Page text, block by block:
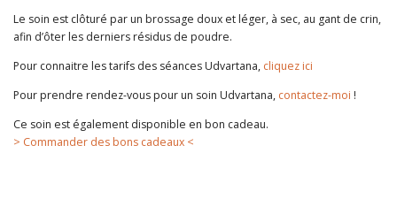
Le soin est clôturé par un brossage doux et léger, à sec, au gant de crin,
afin d’ôter les derniers résidus de poudre.
Pour connaitre les tarifs des séances Udvartana, cliquez ici
Pour prendre rendez-vous pour un soin Udvartana, contactez-moi !
Ce soin est également disponible en bon cadeau.
> Commander des bons cadeaux <